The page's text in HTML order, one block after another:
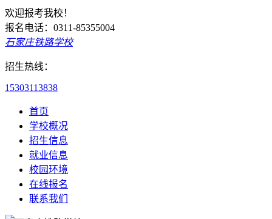
欢迎报考我校！
报名电话：0311-85355004
石家庄铁路学校
招生热线：
15303113838
首页
学校概况
招生信息
就业信息
校园环境
在线报名
联系我们